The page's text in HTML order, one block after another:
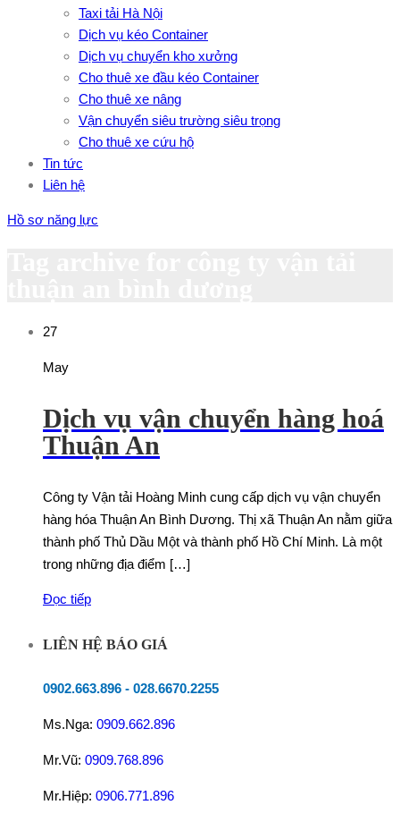
Taxi tải Hà Nội
Dịch vụ kéo Container
Dịch vụ chuyển kho xưởng
Cho thuê xe đầu kéo Container
Cho thuê xe nâng
Vận chuyển siêu trường siêu trọng
Cho thuê xe cứu hộ
Tin tức
Liên hệ
Hồ sơ năng lực
27
May
Dịch vụ vận chuyển hàng hoá
Thuận An
Công ty Vận tải Hoàng Minh cung cấp dịch vụ vận chuyển
hàng hóa Thuận An Bình Dương. Thị xã Thuận An nằm giữa
thành phố Thủ Dầu Một và thành phố Hồ Chí Minh. Là một
trong những địa điểm […]
Đọc tiếp
LIÊN HỆ BÁO GIÁ
0902.663.896 - 028.6670.2255
Ms.Nga: 0909.662.896
Mr.Vũ: 0909.768.896
Mr.Hiệp: 0906.771.896